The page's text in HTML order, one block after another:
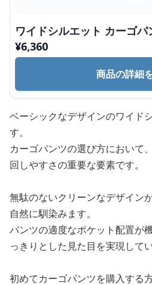
ワイドシルエット カーゴパ
¥6,360
商品の詳細
ベーシックなデザインのワイド
す。
カーゴパンツの選び方において
回しやすさの重要な要素です。
無駄のないクリーンなデザイン
自然に馴染みます。
パンツの適度なポケット配置が
っきりとした見た目を実現してい
初めてカーゴパンツを購入する